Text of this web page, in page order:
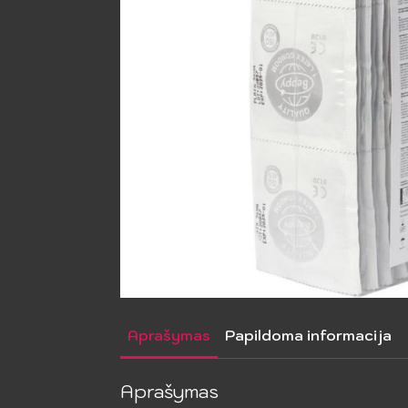
Aprašymas Papildoma informacija
Aprašymas